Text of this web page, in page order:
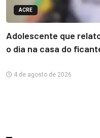
ACRE
Adolescente que
o dia na casa do
4 de agosto de 2026